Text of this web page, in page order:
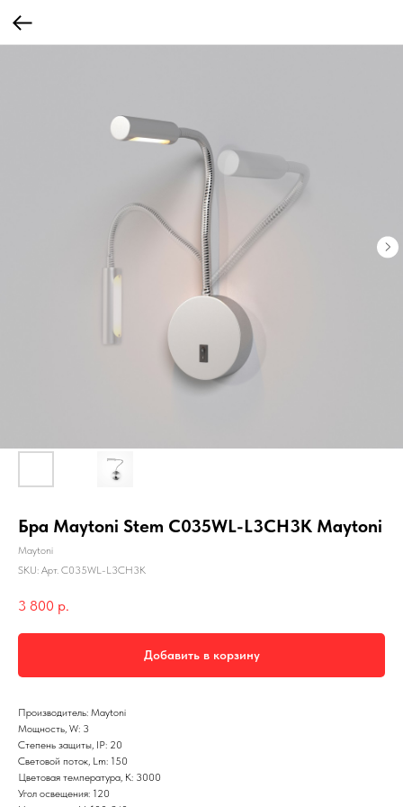
Бра Maytoni Stem C035WL-L3CH3K Maytoni
Maytoni
SKU: Арт. C035WL-L3CH3K
3 800 р.
Добавить в корзину
Производитель: Maytoni
Мощность, W: 3
Степень защиты, IP: 20
Световой поток, Lm: 150
Цветовая температура, K: 3000
Угол освещения: 120